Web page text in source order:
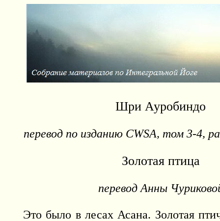
Шри Ауробиндо
перевод по изданию CWSA, том 3-4,
Золотая птица
перевод Анны
Это было в лесах Асана. Золотая